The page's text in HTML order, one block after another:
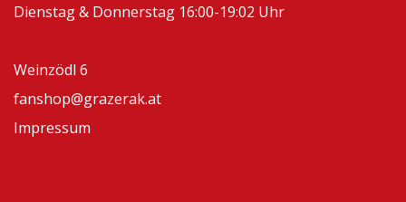
Dienstag & Donnerstag 16:00-19:02 Uhr
Weinzödl 6
fanshop@grazerak.at
Impressum